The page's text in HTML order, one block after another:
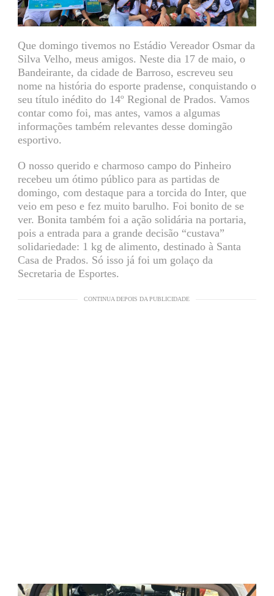
Que domingo tivemos no Estádio Vereador Osmar da
Silva Velho, meus amigos. Neste dia 17 de maio, o
Bandeirante, da cidade de Barroso, escreveu seu
nome na história do esporte pradense, conquistando o
seu título inédito do 14º Regional de Prados. Vamos
contar como foi, mas antes, vamos a algumas
informações também relevantes desse domingão
esportivo.
O nosso querido e charmoso campo do Pinheiro
recebeu um ótimo público para as partidas de
domingo, com destaque para a torcida do Inter, que
veio em peso e fez muito barulho. Foi bonito de se
ver. Bonita também foi a ação solidária na portaria,
pois a entrada para a grande decisão “custava”
solidariedade: 1 kg de alimento, destinado à Santa
Casa de Prados. Só isso já foi um golaço da
Secretaria de Esportes.
CONTINUA DEPOIS DA PUBLICIDADE